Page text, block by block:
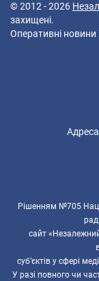
© 2012 - 2026
захищені.
Оперативні
Адреса:
Рішенням №705
сайт
суб’єктів у сфері
У разі повного чи